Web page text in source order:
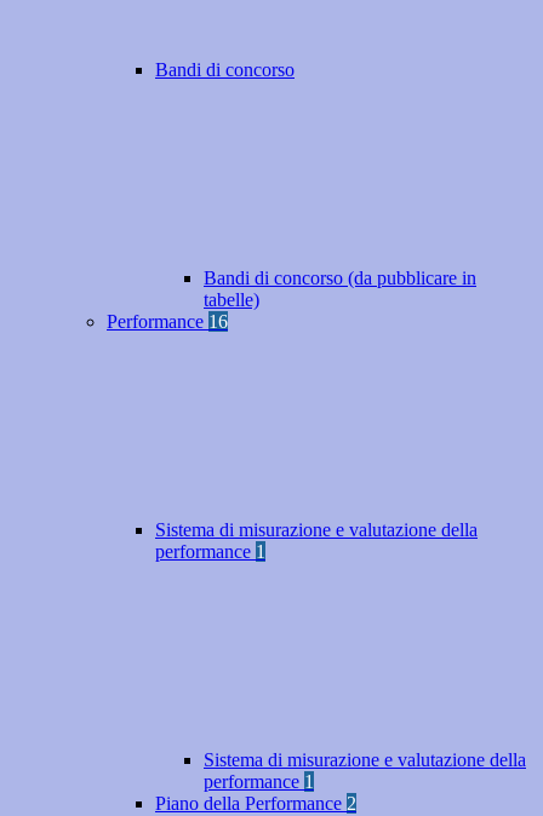
Bandi di concorso
Bandi di concorso (da pubblicare in
tabelle)
Performance 16
Sistema di misurazione e valutazione della
performance 1
Sistema di misurazione e valutazione della
performance 1
Piano della Performance 2